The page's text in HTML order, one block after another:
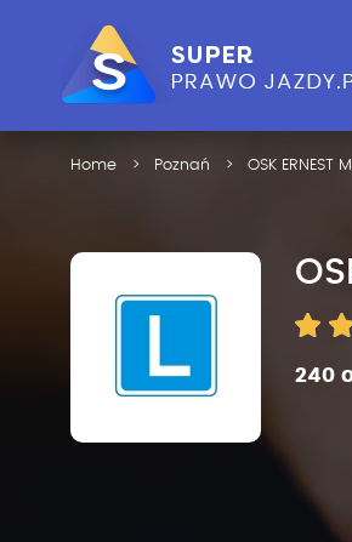
Home Poznań OSK ERNEST
240